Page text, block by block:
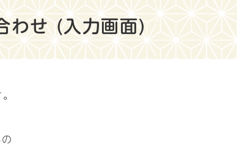
わせ (入力画面)